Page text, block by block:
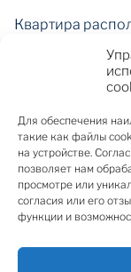
Для обеспечения
такие как файлы
на устройстве.
позволяет нам
просмотре или
согласия или его
функции и
Квартира
высота
пространству
Просторная
оборудованная
техникой,
спокойной